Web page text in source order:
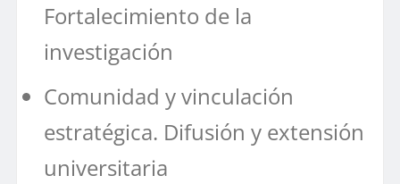
Fortalecimiento de la
investigación
Comunidad y vinculación
estratégica. Difusión y extensión
universitaria